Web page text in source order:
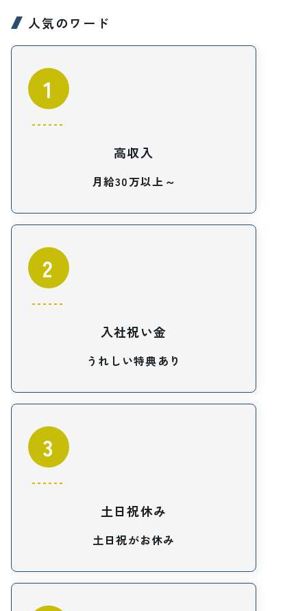
人気のワード
1
高収入
月給30万以上～
2
入社祝い金
うれしい特典あり
3
土日祝休み
土日祝がお休み